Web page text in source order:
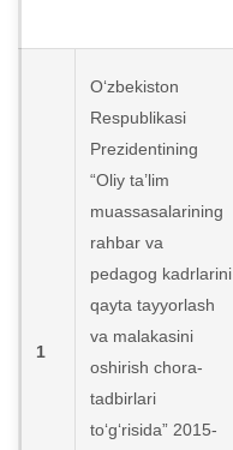
1
O‘zbekiston
Respublikasi
Prezidentining
“Oliy ta’lim
muassasalarining
rahbar va
pedagog kadrlarini
qayta tayyorlash
va malakasini
oshirish chora-
tadbirlari
to‘g‘risida” 2015-